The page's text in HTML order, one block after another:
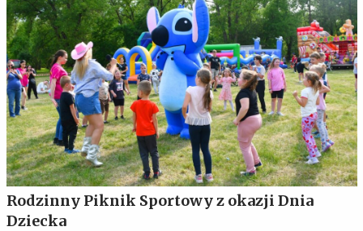
Rodzinny Piknik Sportowy z okazji Dnia
Dziecka